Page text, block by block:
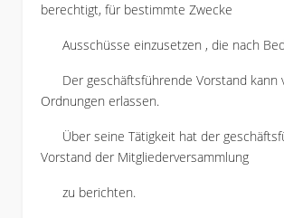
berechtigt, für bestimmte Zwecke
Ausschüsse einzusetzen , die nach
Der geschäftsführende Vorstand kann
Ordnungen erlassen.
Über seine Tätigkeit hat der
Vorstand der Mitgliederversammlung
zu berichten.